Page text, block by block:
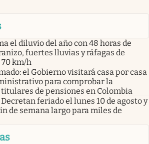
el diluvio del año con 48 horas de
fuertes lluvias y ráfagas de
70 km/h
el Gobierno visitará casa por casa
para comprobar la
de pensiones en Colombia
Decretan feriado el lunes 10 de agosto y
de semana largo para miles de